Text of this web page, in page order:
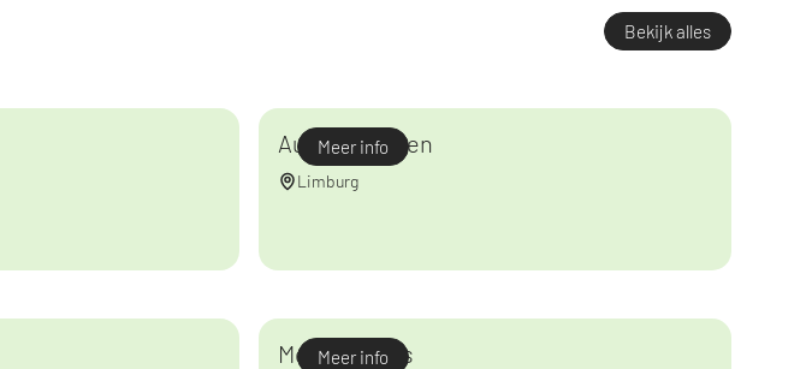
Bekijk alles
Auva Tongeren
Limburg
Meer info
Meulenbergs
Meer info